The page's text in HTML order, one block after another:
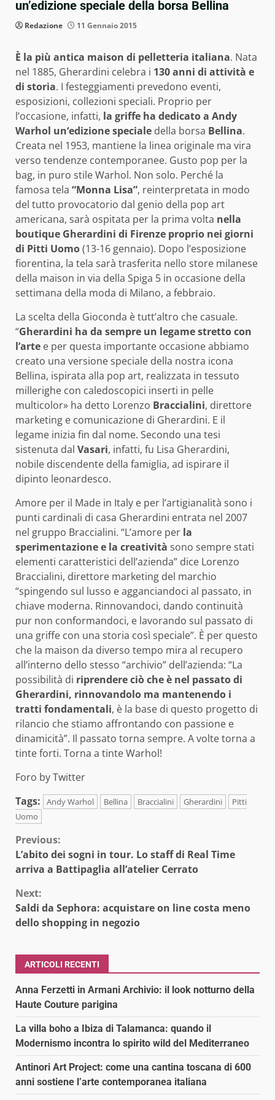
un’edizione speciale della borsa Bellina
Redazione 11 Gennaio 2015
È la più antica maison di pelletteria italiana. Nata
nel 1885, Gherardini celebra i 130 anni di attività e
di storia. I festeggiamenti prevedono eventi,
esposizioni, collezioni speciali. Proprio per
l’occasione, infatti, la griffe ha dedicato a Andy
Warhol un‘edizione speciale della borsa Bellina.
Creata nel 1953, mantiene la linea originale ma vira
verso tendenze contemporanee. Gusto pop per la
bag, in puro stile Warhol. Non solo. Perché la
famosa tela “Monna Lisa”, reinterpretata in modo
del tutto provocatorio dal genio della pop art
americana, sarà ospitata per la prima volta nella
boutique Gherardini di Firenze proprio nei giorni
di Pitti Uomo(13-16 gennaio). Dopo l’esposizione
fiorentina, la tela sarà trasferita nello store milanese
della maison in via della Spiga 5 in occasione della
settimana della moda di Milano, a febbraio.
La scelta della Gioconda è tutt’altro che casuale.
“Gherardini ha da sempre un legame stretto con
l’arte e per questa importante occasione abbiamo
creato una versione speciale della nostra icona
Bellina, ispirata alla pop art, realizzata in tessuto
millerighe con caledoscopici inserti in pelle
multicolor» ha detto Lorenzo Braccialini, direttore
marketing e comunicazione di Gherardini. E il
legame inizia fin dal nome. Secondo una tesi
sistenuta dal Vasari, infatti, fu Lisa Gherardini,
nobile discendente della famiglia, ad ispirare il
dipinto leonardesco.
Amore per il Made in Italy e per l’artigianalità sono i
punti cardinali di casa Gherardini entrata nel 2007
nel gruppo Braccialini. “L’amore per la
sperimentazione e la creatività sono sempre stati
elementi caratteristici dell’azienda” dice Lorenzo
Braccialini, direttore marketing del marchio
“spingendo sul lusso e agganciandoci al passato, in
chiave moderna. Rinnovandoci, dando continuità
pur non conformandoci, e lavorando sul passato di
una griffe con una storia così speciale”. È per questo
che la maison da diverso tempo mira al recupero
all’interno dello stesso “archivio” dell’azienda: “La
possibilità di riprendere ciò che è nel passato di
Gherardini, rinnovandolo ma mantenendo i
tratti fondamentali, è la base di questo progetto di
rilancio che stiamo affrontando con passione e
dinamicità”. Il passato torna sempre. A volte torna a
tinte forti. Torna a tinte Warhol!
Foro by Twitter
Tags:
Andy Warhol Bellina Braccialini Gherardini
Pitti
Uomo
Continue
Reading
Previous:
L’abito dei sogni in tour. Lo staff di Real Time
arriva a Battipaglia all’atelier Cerrato
Next:
Saldi da Sephora: acquistare on line costa meno
dello shopping in negozio
ARTICOLI RECENTI
Anna Ferzetti in Armani Archivio: il look notturno della
Haute Couture parigina
La villa boho a Ibiza di Talamanca: quando il
Modernismo incontra lo spirito wild del Mediterraneo
Antinori Art Project: come una cantina toscana di 600
anni sostiene l’arte contemporanea italiana